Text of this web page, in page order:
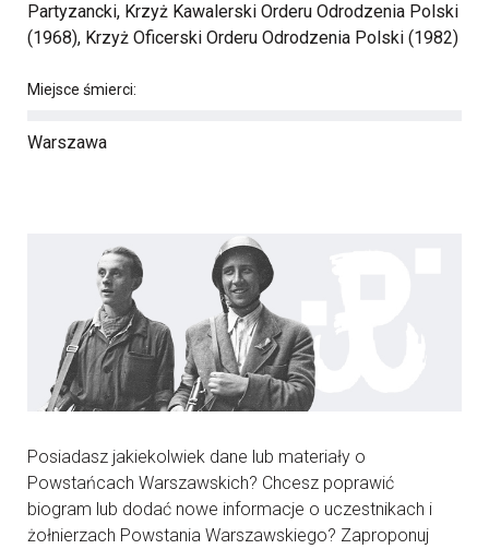
Partyzancki, Krzyż Kawalerski Orderu Odrodzenia Polski
(1968), Krzyż Oficerski Orderu Odrodzenia Polski (1982)
Miejsce śmierci:
Warszawa
Posiadasz jakiekolwiek dane lub materiały o
Powstańcach Warszawskich? Chcesz poprawić
biogram lub dodać nowe informacje o uczestnikach i
żołnierzach Powstania Warszawskiego? Zaproponuj